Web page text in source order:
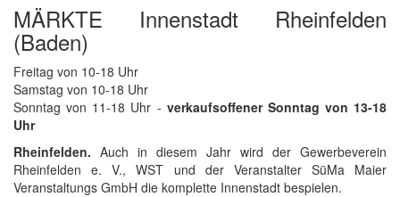
MÄRKTE Innenstadt Rheinfelden
(Baden)
Freitag von 10-18 Uhr
Samstag von 10-18 Uhr
Sonntag von 11-18 Uhr - verkaufsoffener Sonntag von 13-18
Uhr
Rheinfelden. Auch in diesem Jahr wird der Gewerbeverein
Rheinfelden e. V., WST und der Veranstalter SüMa Maier
Veranstaltungs GmbH die komplette Innenstadt bespielen.